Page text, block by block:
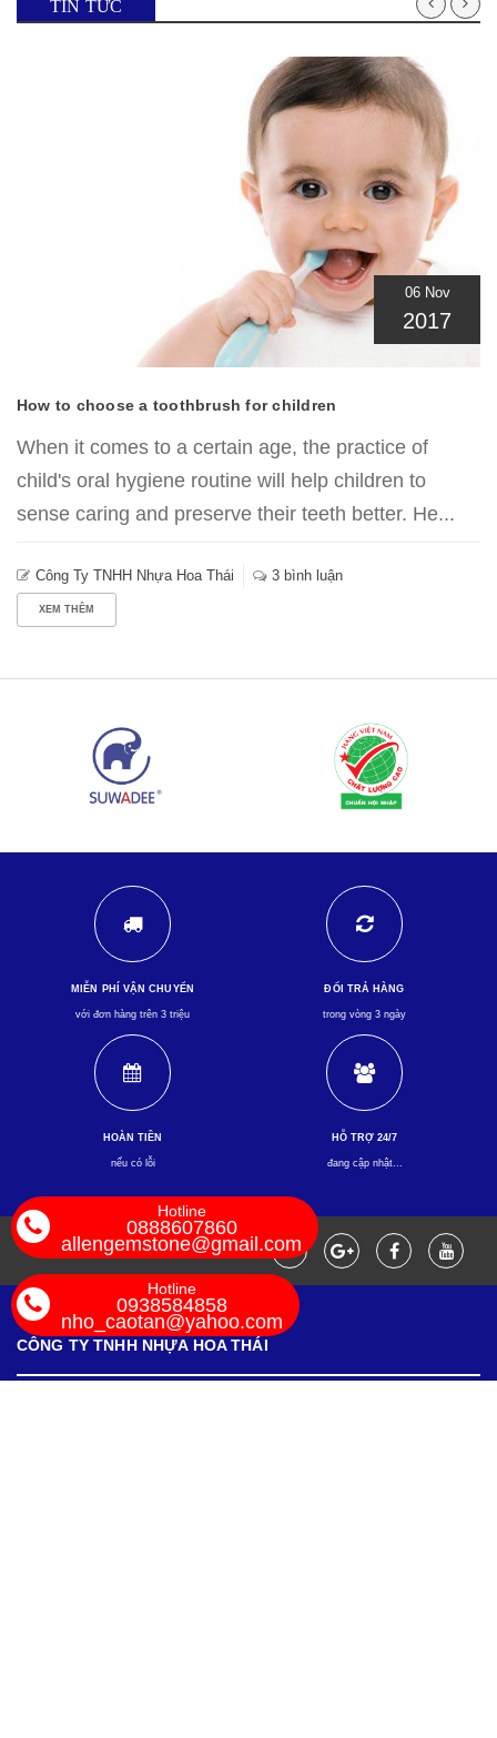
TIN TỨC
06 Nov
2017
How to choose a toothbrush for children
When it comes to a certain age, the practice of
child's oral hygiene routine will help children to
sense caring and preserve their teeth better. He...
Công Ty TNHH Nhựa Hoa Thái 3 bình luận
XEM THÊM
MIỄN PHÍ VẬN CHUYỂN
với đơn hàng trên 3 triệu
ĐỔI TRẢ HÀNG
trong vòng 3 ngày
HOÀN TIỀN
nếu có lỗi
HỖ TRỢ 24/7
đang cập nhật...
CÔNG TY TNHH NHỰA HOA THÁI
Hotline
0888607860
allengemstone@gmail.com
Hotline
0938584858
nho_caotan@yahoo.com